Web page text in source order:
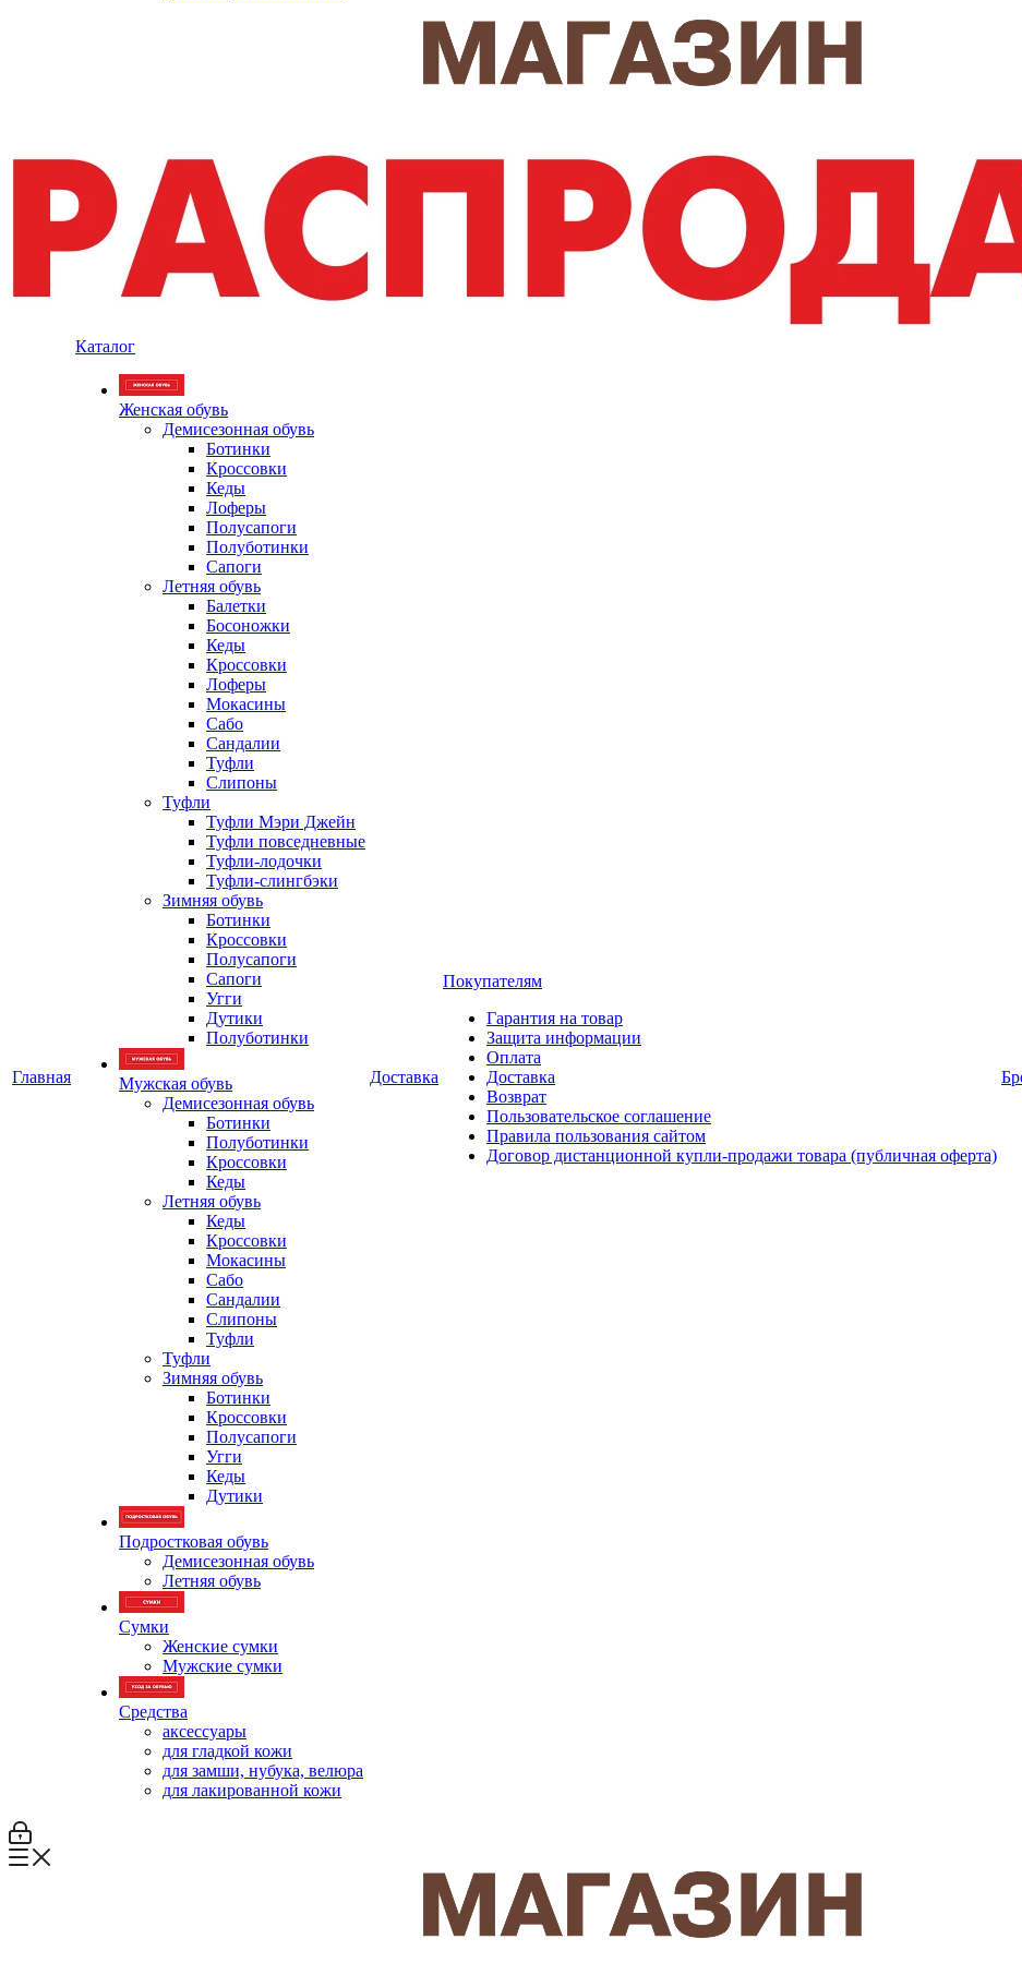
Главная
Каталог
Женская обувь
Демисезонная обувь
Ботинки
Кроссовки
Кеды
Лоферы
Полусапоги
Полуботинки
Сапоги
Летняя обувь
Балетки
Босоножки
Кеды
Кроссовки
Лоферы
Мокасины
Сабо
Сандалии
Туфли
Слипоны
Туфли
Туфли Мэри Джейн
Туфли повседневные
Туфли-лодочки
Туфли-слингбэки
Зимняя обувь
Ботинки
Кроссовки
Полусапоги
Сапоги
Угги
Дутики
Полуботинки
Мужская обувь
Демисезонная обувь
Ботинки
Полуботинки
Кроссовки
Кеды
Летняя обувь
Кеды
Кроссовки
Мокасины
Сабо
Сандалии
Слипоны
Туфли
Туфли
Зимняя обувь
Ботинки
Кроссовки
Полусапоги
Угги
Кеды
Дутики
Подростковая обувь
Демисезонная обувь
Летняя обувь
Сумки
Женские сумки
Мужские сумки
Средства
аксессуары
для гладкой кожи
для замши, нубука, велюра
для лакированной кожи
Доставка
Покупателям
Гарантия на товар
Защита информации
Оплата
Доставка
Возврат
Пользовательское соглашение
Правила пользования сайтом
Договор дистанционной купли-продажи товара (публичная оферта)